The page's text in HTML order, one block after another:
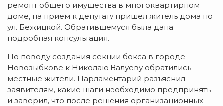
ремонт общего имущества в многоквартирном
доме, на прием к депутату пришел житель дома по
ул. Бежицкой. Обратившемуся была дана
подробная консультация.
По поводу создания секции бокса в городе
Новозыбкове к Николаю Валуеву обратились
местные жители. Парламентарий разъяснил
заявителям, какие шаги необходимо предпринять
и заверил, что после решения организационных